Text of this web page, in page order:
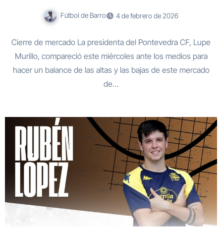
Fútbol de Barro 4 de febrero de 2026
Cierre de mercado La presidenta del Pontevedra CF, Lupe
Murillo, compareció este miércoles ante los medios para
hacer un balance de las altas y las bajas de este mercado
de…